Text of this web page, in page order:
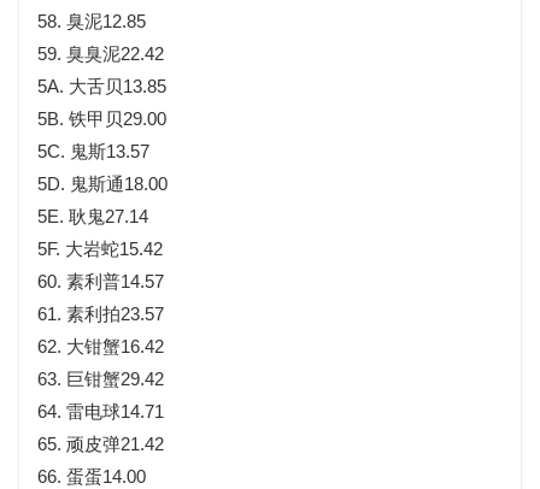
58. 臭泥12.85
59. 臭臭泥22.42
5A. 大舌贝13.85
5B. 铁甲贝29.00
5C. 鬼斯13.57
5D. 鬼斯通18.00
5E. 耿鬼27.14
5F. 大岩蛇15.42
60. 素利普14.57
61. 素利拍23.57
62. 大钳蟹16.42
63. 巨钳蟹29.42
64. 雷电球14.71
65. 顽皮弹21.42
66. 蛋蛋14.00